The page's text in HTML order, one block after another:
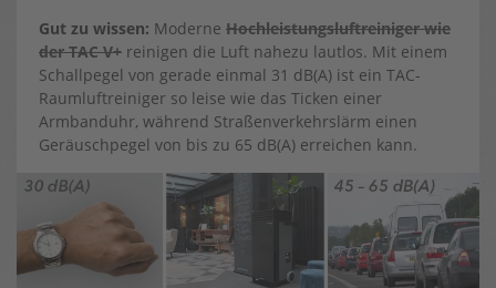
Gut zu wissen: Moderne Hochleistungsluftreiniger wie
der TAC V+ reinigen die Luft nahezu lautlos. Mit einem
Schallpegel von gerade einmal 31 dB(A) ist ein TAC-
Raumluftreiniger so leise wie das Ticken einer
Armbanduhr, während Straßenverkehrslärm einen
Geräuschpegel von bis zu 65 dB(A) erreichen kann.